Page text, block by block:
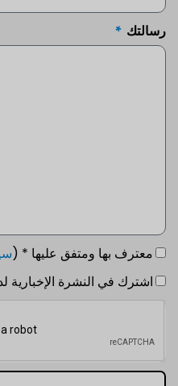
رسالتك
معترف بها ومتفق عليها * (
اشترك في النشرة الإخبارية